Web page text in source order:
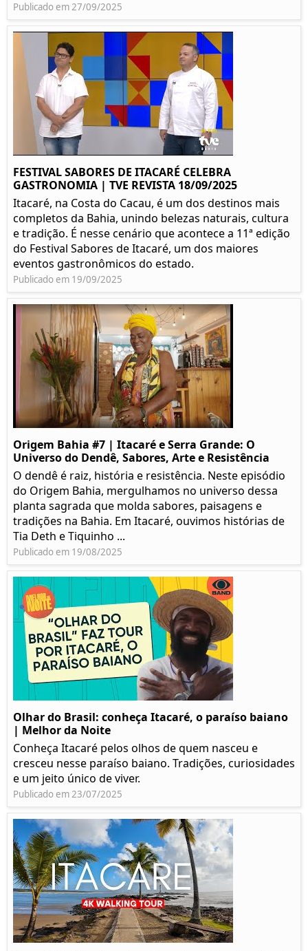
Publicado em 27/09/2025
FESTIVAL SABORES DE ITACARÉ CELEBRA
GASTRONOMIA | TVE REVISTA 18/09/2025
Itacaré, na Costa do Cacau, é um dos destinos mais
completos da Bahia, unindo belezas naturais, cultura
e tradição. É nesse cenário que acontece a 11ª edição
do Festival Sabores de Itacaré, um dos maiores
eventos gastronômicos do estado.
Publicado em 19/09/2025
Origem Bahia #7 | Itacaré e Serra Grande: O
Universo do Dendê, Sabores, Arte e Resistência
O dendê é raiz, história e resistência. Neste episódio
do Origem Bahia, mergulhamos no universo dessa
planta sagrada que molda sabores, paisagens e
tradições na Bahia. Em Itacaré, ouvimos histórias de
Tia Deth e Tiquinho ...
Publicado em 19/08/2025
Olhar do Brasil: conheça Itacaré, o paraíso baiano
| Melhor da Noite
Conheça Itacaré pelos olhos de quem nasceu e
cresceu nesse paraíso baiano. Tradições, curiosidades
e um jeito único de viver.
Publicado em 23/07/2025